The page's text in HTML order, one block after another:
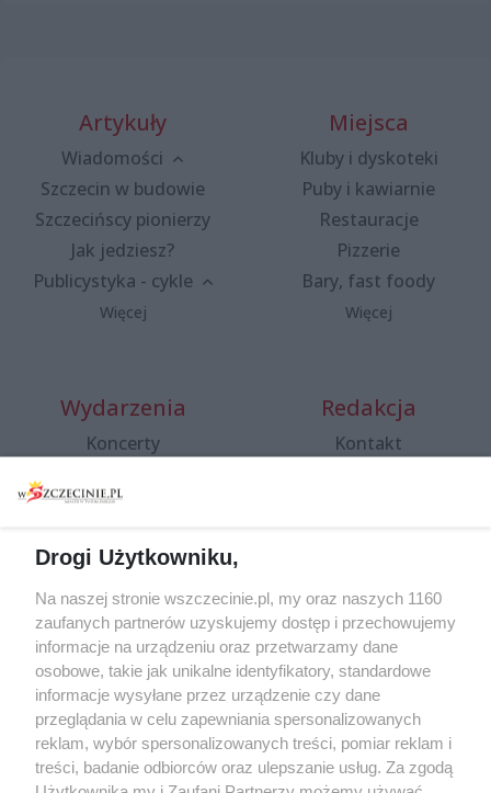
Artykuły
Wiadomości
Szczecin w budowie
Szczecińscy pionierzy
Jak jedziesz?
Publicystyka - cykle
Więcej
Miejsca
Kluby i dyskoteki
Puby i kawiarnie
Restauracje
Pizzerie
Bary, fast foody
Więcej
Wydarzenia
Koncerty
Spacery i oprowadzania
targi
Wernisaże
Więcej
Redakcja
Kontakt
Specjalny koncert z okazji
20. urodzin portalu
wSzczecinie.pl
Regulamin konkursów
śniadaniówka "Hej
Szczecin! Jest piątek!"
Drogi Użytkowniku,
Na naszej stronie wszczecinie.pl, my oraz naszych 1160
zaufanych partnerów uzyskujemy dostęp i przechowujemy
informacje na urządzeniu oraz przetwarzamy dane
osobowe, takie jak unikalne identyfikatory, standardowe
informacje wysyłane przez urządzenie czy dane
przeglądania w celu zapewniania spersonalizowanych
reklam, wybór spersonalizowanych treści, pomiar reklam i
treści, badanie odbiorców oraz ulepszanie usług. Za zgodą